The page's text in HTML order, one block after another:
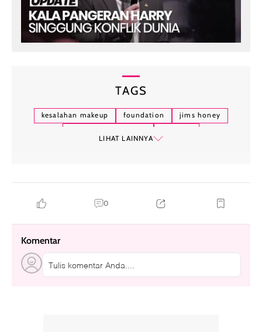
TAGS
kesalahan makeup foundation
jims honey
LIHAT LAINNYA
0
Komentar
Tulis komentar Anda....